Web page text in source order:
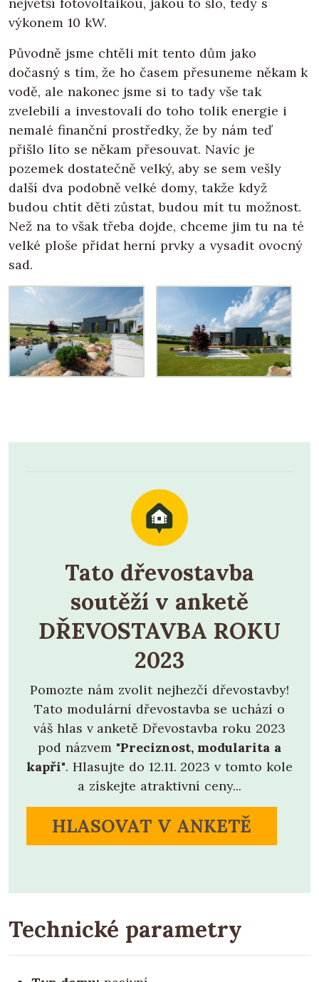
výkonem 10 kW.
Původně jsme chtěli mít tento dům jako
dočasný s tím, že ho časem přesuneme někam k
vodě, ale nakonec jsme si to tady vše tak
zvelebili a investovali do toho tolik energie i
nemalé finanční prostředky, že by nám teď
přišlo líto se někam přesouvat. Navíc je
pozemek dostatečně velký, aby se sem vešly
další dva podobně velké domy, takže když
budou chtít děti zůstat, budou mít tu možnost.
Než na to však třeba dojde, chceme jim tu na té
velké ploše přidat herní prvky a vysadit ovocný
sad.
Tato dřevostavba
soutěží v anketě
DŘEVOSTAVBA ROKU
2023
Pomozte nám zvolit nejhezčí dřevostavby!
Tato modulární dřevostavba se uchází o
váš hlas v anketě Dřevostavba roku 2023
pod názvem "Preciznost, modularita a
kapři". Hlasujte do 12.11. 2023 v tomto kole
a získejte atraktivní ceny...
HLASOVAT V ANKETĚ
Technické parametry